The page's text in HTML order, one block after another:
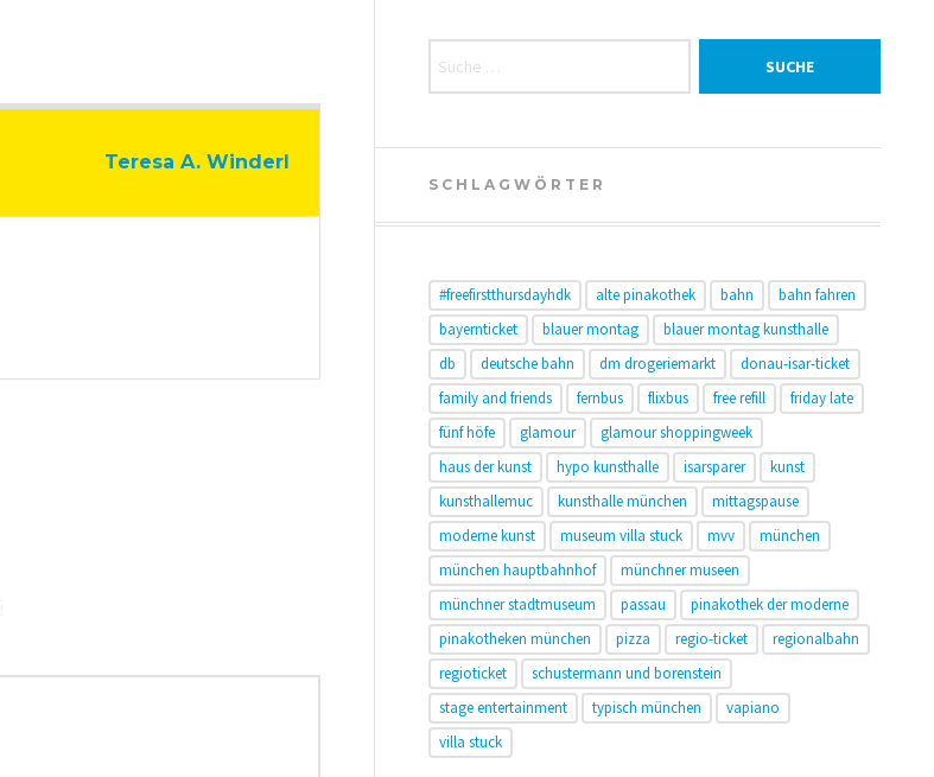
Teresa A. Winderl
SCHLAGWÖRTER
#freefirstthursdayhdk alte pinakothek bahn
bahn fahren
bayernticket
blauer montag
blauer montag kunsthalle
db
deutsche bahn dm drogeriemarkt
donau-isar-ticket
family and friends
fernbus flixbus free refill
friday late
fünf höfe
glamour
glamour shoppingweek
haus der kunst
hypo kunsthalle isarsparer
kunst
kunsthallemuc
kunsthalle münchen
mittagspause
moderne kunst
museum villa stuck mvv
münchen
münchen hauptbahnhof
münchner museen
münchner stadtmuseum
passau
pinakothek der moderne
pinakotheken münchen
pizza regio-ticket
regionalbahn
regioticket
schustermann und borenstein
stage entertainment
typisch münchen
vapiano
villa stuck